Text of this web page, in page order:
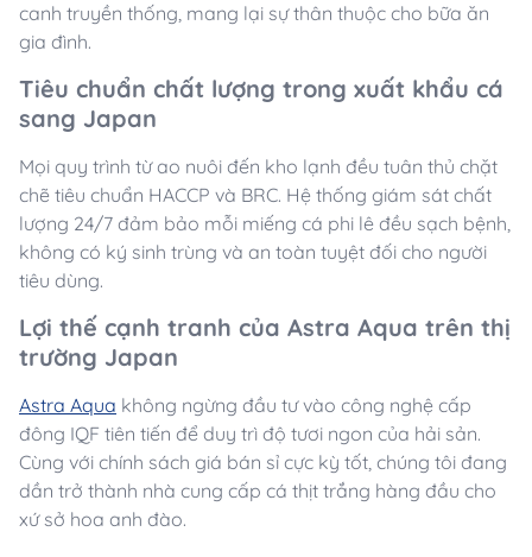
canh truyền thống, mang lại sự thân thuộc cho bữa ăn
gia đình.
Tiêu chuẩn chất lượng trong xuất khẩu cá
sang Japan
Mọi quy trình từ ao nuôi đến kho lạnh đều tuân thủ chặt
chẽ tiêu chuẩn HACCP và BRC. Hệ thống giám sát chất
lượng 24/7 đảm bảo mỗi miếng cá phi lê đều sạch bệnh,
không có ký sinh trùng và an toàn tuyệt đối cho người
tiêu dùng.
Lợi thế cạnh tranh của Astra Aqua trên thị
trường Japan
Astra Aqua không ngừng đầu tư vào công nghệ cấp
đông IQF tiên tiến để duy trì độ tươi ngon của hải sản.
Cùng với chính sách giá bán sỉ cực kỳ tốt, chúng tôi đang
dần trở thành nhà cung cấp cá thịt trắng hàng đầu cho
xứ sở hoa anh đào.